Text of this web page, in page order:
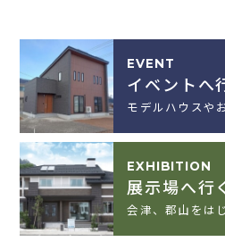
EVENT
イベントへ
モデルハウスや
EXHIBITION
展示場へ行
会津、郡山をは